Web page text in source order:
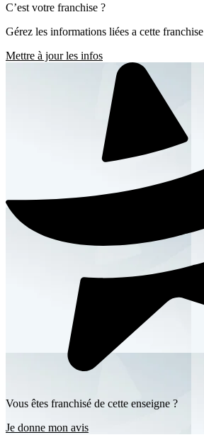
C’est votre franchise ?
Gérez les informations liées a cette franchise
Mettre à jour les infos
Vous êtes franchisé de cette enseigne ?
Je donne mon avis